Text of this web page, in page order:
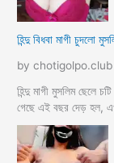
হিন্দু বিধবা মাগী চুদলো
by chotigolpo.club
হিন্দু মাগী মুসলিম ছেলে
গেছে এই বছর দেড় হল,